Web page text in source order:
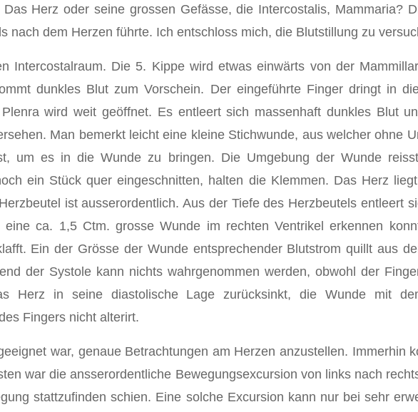
Herz oder seine grossen Gefässe, die Intercostalis, Mammaria?
nach dem Herzen führte. Ich entschloss mich, die Blutstillung zu
Intercostalraum. Die 5. Kippe wird etwas einwärts von der
dunkles Blut zum Vorschein. Der eingeführte Finger dringt in
wird weit geöffnet. Es entleert sich massenhaft dunkles Blut
Man bemerkt leicht eine kleine Stichwunde, aus welcher ohne
um es in die Wunde zu bringen. Die Umgebung der Wunde
ein Stück quer eingeschnitten, halten die Klemmen. Das Herz
ist ausserordentlich. Aus der Tiefe des Herzbeutels entleert
ca. 1,5 Ctm. grosse Wunde im rechten Ventrikel erkennen
Ein der Grösse der Wunde entsprechender Blutstrom quillt aus
der Systole kann nichts wahrgenommen werden, obwohl der
Herz in seine diastolische Lage zurücksinkt, die Wunde mit
Fingers nicht alterirt.
war, genaue Betrachtungen am Herzen anzustellen. Immerhin
war die ansserordentliche Bewegungsexcursion von links nach
stattzufinden schien. Eine solche Excursion kann nur bei sehr